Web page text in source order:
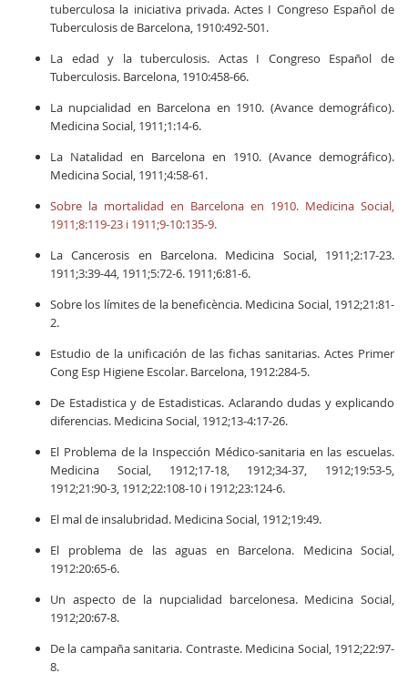
tuberculosa la iniciativa privada. Actes I Congreso Español de
Tuberculosis de Barcelona, 1910:492-501.
La edad y la tuberculosis. Actas I Congreso Español de
Tuberculosis. Barcelona, 1910:458-66.
La nupcialidad en Barcelona en 1910. (Avance demográfico).
Medicina Social, 1911;1:14-6.
La Natalidad en Barcelona en 1910. (Avance demográfico).
Medicina Social, 1911;4:58-61.
Sobre la mortalidad en Barcelona en 1910. Medicina Social,
1911;8:119-23 i 1911;9-10:135-9.
La Cancerosis en Barcelona. Medicina Social, 1911;2:17-23.
1911;3:39-44, 1911;5:72-6. 1911;6:81-6.
Sobre los límites de la beneficència. Medicina Social, 1912;21:81-
2.
Estudio de la unificación de las fichas sanitarias. Actes Primer
Cong Esp Higiene Escolar. Barcelona, 1912:284-5.
De Estadistica y de Estadisticas. Aclarando dudas y explicando
diferencias. Medicina Social, 1912;13-4:17-26.
El Problema de la Inspección Médico-sanitaria en las escuelas.
Medicina Social, 1912;17-18, 1912;34-37, 1912;19:53-5,
1912;21:90-3, 1912;22:108-10 i 1912;23:124-6.
El mal de insalubridad. Medicina Social, 1912;19:49.
El problema de las aguas en Barcelona. Medicina Social,
1912:20:65-6.
Un aspecto de la nupcialidad barcelonesa. Medicina Social,
1912;20:67-8.
De la campaña sanitaria. Contraste. Medicina Social, 1912;22:97-
8.